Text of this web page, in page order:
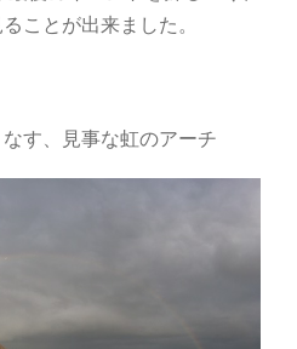
ことが出来ました。
す、見事な虹のアーチ